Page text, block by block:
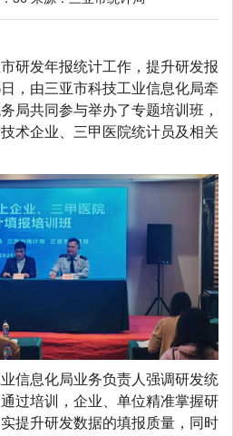
研发年报统计工作， 提升研发报
日， 由三亚市科技工业信息化局牵
务局共同参与举办了专题培训班，
术企业、三甲医院统计员及相关
信息化局业务负责人强调研发统
过培训
，企业、单位精准掌握研
提升研发数据的填报质量，同时